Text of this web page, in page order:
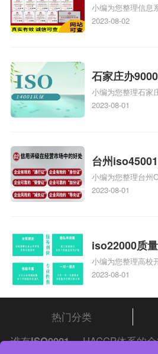
级费用，信
务资质二级
小编为您整理信息
证证书机构有哪些
体系认证知识，详
2023-08-02
石家庄办
家庄9000认
小编为您整理石家
庄9000认证价格多
2023-08-01
台州
台州
费
小编为您整理台州
心哪家收费便宜、
标准是什么相关iso
查看下方正文！
2023-08-01
iso22000质
向，质量管
小编为您整理高校
就业前景及就业方
和cma未来就业方
哪些就业方向相关
可查看下方正文！
2023-08-01
热门分类
谁有ISO9001 ，HACCP体系的